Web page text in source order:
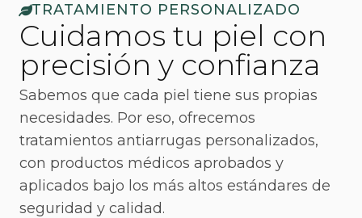
TRATAMIENTO PERSONALIZADO
Cuidamos tu piel con
precisión y confianza
Sabemos que cada piel tiene sus propias
necesidades. Por eso, ofrecemos
tratamientos antiarrugas personalizados,
con productos médicos aprobados y
aplicados bajo los más altos estándares de
seguridad y calidad.